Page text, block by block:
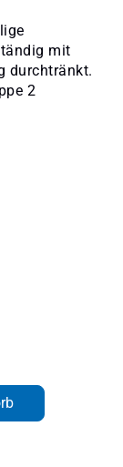
mit
durchtränkt.
2